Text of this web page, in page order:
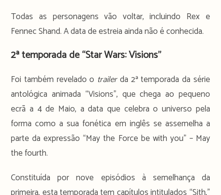
Todas as personagens vão voltar, incluindo Rex e
Fennec Shand. A data de estreia ainda não é conhecida.
2ª temporada de “Star Wars: Visions”
Foi também revelado o trailerda 2ª temporada da série
antológica animada “Visions”, que chega ao pequeno
ecrã a 4 de Maio, a data que celebra o universo pela
forma como a sua fonética em inglês se assemelha a
parte da expressão “May the Force be with you” – May
the fourth.
Constituída por nove episódios à semelhança da